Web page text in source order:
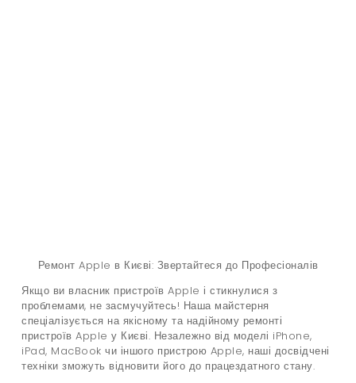
Ремонт Apple в Києві: Звертайтеся до Професіоналів
Якщо ви власник пристроїв Apple і стикнулися з
проблемами, не засмучуйтесь! Наша майстерня
спеціалізується на якісному та надійному ремонті
пристроїв Apple у Києві. Незалежно від моделі iPhone,
iPad, MacBook чи іншого пристрою Apple, наші досвідчені
техніки зможуть відновити його до працездатного стану.